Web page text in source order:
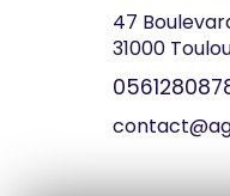
47
31000